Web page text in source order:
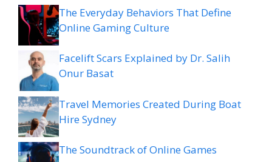
The Everyday Behaviors That Define
Online Gaming Culture
Facelift Scars Explained by Dr. Salih
Onur Basat
Travel Memories Created During Boat
Hire Sydney
The Soundtrack of Online Games